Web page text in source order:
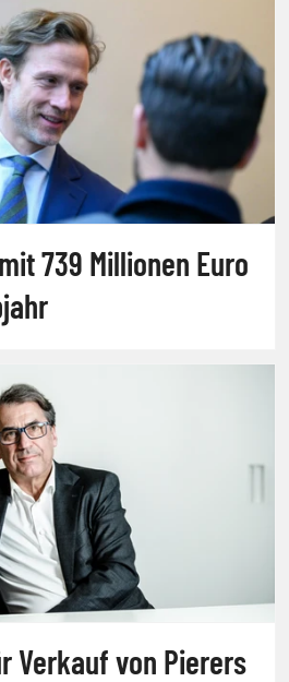
739 Millionen Euro
Verkauf von Pierers